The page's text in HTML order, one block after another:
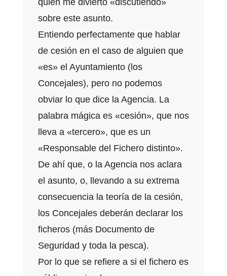
quien me divierto «discutiendo»
sobre este asunto.
Entiendo perfectamente que hablar
de cesión en el caso de alguien que
«es» el Ayuntamiento (los
Concejales), pero no podemos
obviar lo que dice la Agencia. La
palabra mágica es «cesión», que nos
lleva a «tercero», que es un
«Responsable del Fichero distinto».
De ahí que, o la Agencia nos aclara
el asunto, o, llevando a su extrema
consecuencia la teoría de la cesión,
los Concejales deberán declarar los
ficheros (más Documento de
Seguridad y toda la pesca).
Por lo que se refiere a si el fichero es